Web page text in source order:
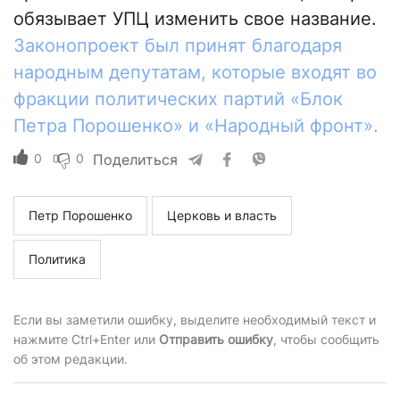
обязывает УПЦ изменить свое название.
Законопроект был принят благодаря
народным депутатам, которые входят во
фракции политических партий «Блок
Петра Порошенко» и «Народный фронт».
0 0 Поделиться
Петр Порошенко Церковь и власть
Политика
Если вы заметили ошибку, выделите необходимый текст и
нажмите Ctrl+Enter или Отправить ошибку, чтобы сообщить
об этом редакции.